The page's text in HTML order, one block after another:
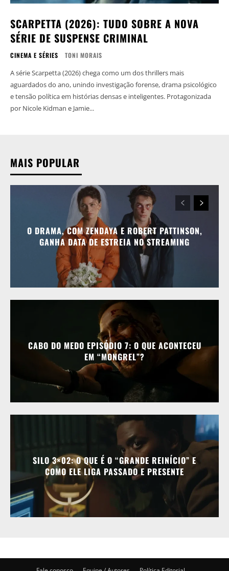
SCARPETTA (2026): TUDO SOBRE A NOVA
SÉRIE DE SUSPENSE CRIMINAL
CINEMA E SÉRIES TONI MORAIS
A série Scarpetta (2026) chega como um dos thrillers mais
aguardados do ano, unindo investigação forense, drama psicológico
e tensão política em histórias densas e inteligentes. Protagonizada
por Nicole Kidman e Jamie...
MAIS POPULAR
O DRAMA, COM ZENDAYA E ROBERT PATTINSON,
GANHA DATA DE ESTREIA NO STREAMING
CABO DO MEDO EPISÓDIO 7: O QUE ACONTECEU
EM “MONGREL”?
SILO 3×02: O QUE É O “GRANDE REINÍCIO” E
COMO ELE LIGA PASSADO E PRESENTE